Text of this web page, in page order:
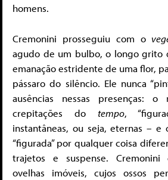
homens.
Cremonini prosseguiu com o
agudo de um bulbo, o longo grito
emanação estridente de uma flor,
pássaro do silêncio. Ele nunca
ausências nessas presenças:
crepitações do tempo,
instantâneas, ou seja, eternas –
“figurada” por qualquer coisa
trajetos e suspense. Cremonini
ovelhas imóveis, cujos ossos